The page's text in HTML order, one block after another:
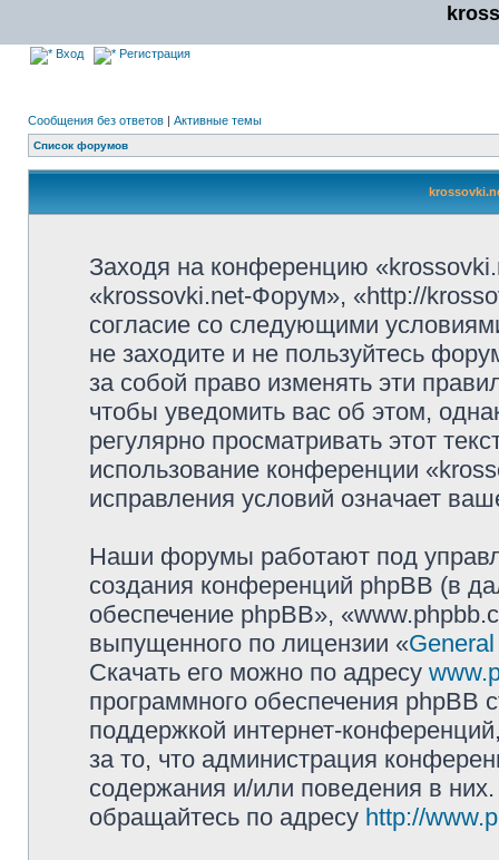
Вход Регистрация
Сообщения без ответов | Активные темы
Список форумов
Заходя на конференцию
«krossovki.net-Форум», «http://
согласие со следующими
не заходите и не пользуйтесь
за собой право изменять эти
чтобы уведомить вас об этом,
регулярно просматривать этот
использование конференции
исправления условий означает
Наши форумы работают под
создания конференций phpBB (в
обеспечение phpBB»,
выпущенного по лицензии «
Скачать его можно по адресу
программного обеспечения phpBB
поддержкой интернет-
за то, что администрация
содержания и/или поведения в
обращайтесь по адресу http://